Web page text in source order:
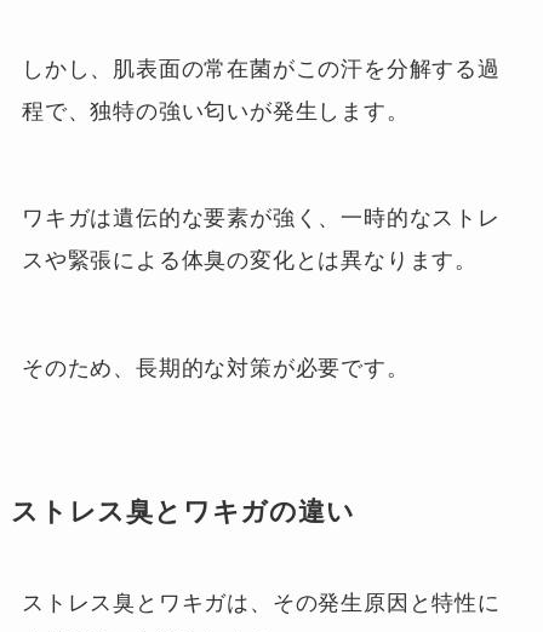
しかし、肌表面の常在菌がこの汗を分解する過
程で、独特の強い匂いが発生します。
ワキガは遺伝的な要素が強く、一時的なストレ
スや緊張による体臭の変化とは異なります。
そのため、長期的な対策が必要です。
ストレス臭とワキガの違い
ストレス臭とワキガは、その発生原因と特性に